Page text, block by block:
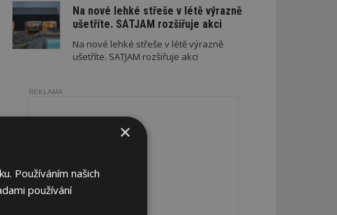
Na nové lehké střeše v létě výrazně
ušetříte. SATJAM rozšiřuje akci
Na nové lehké střeše v létě výrazně
ušetříte. SATJAM rozšiřuje akci
REKLAMA
×
Používáním našich
používání